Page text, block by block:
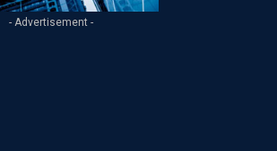
- Advertisement -